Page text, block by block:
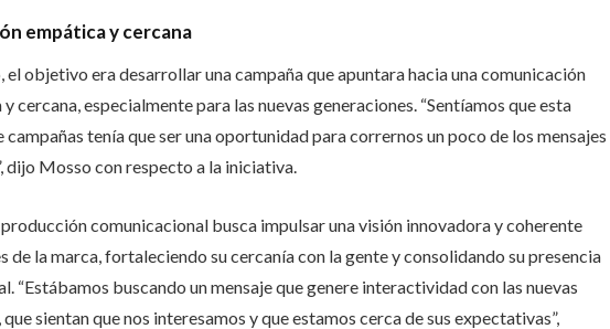
empática y cercana
el objetivo era desarrollar una campaña que apuntara hacia una comunicación
cercana, especialmente para las nuevas generaciones. “Sentíamos que esta
tenía que ser una oportunidad para corrernos un poco de los mensajes
dijo Mosso con respecto a la iniciativa.
comunicacional busca impulsar una visión innovadora y coherente
de la marca, fortaleciendo su cercanía con la gente y consolidando su presencia
“Estábamos buscando un mensaje que genere interactividad con las nuevas
sientan que nos interesamos y que estamos cerca de sus expectativas”,